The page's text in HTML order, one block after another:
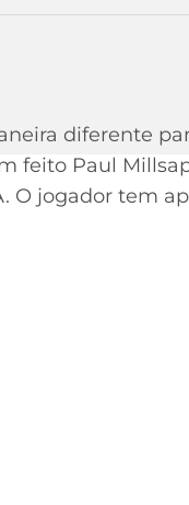
diferente
feito Paul
O jogador tem